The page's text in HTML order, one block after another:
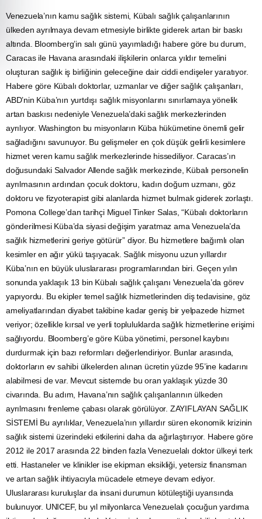
Venezuela’nın kamu sağlık sistemi, Kübalı sağlık çalışanlarının
ülkeden ayrılmaya devam etmesiyle birlikte giderek artan bir baskı
altında. Bloomberg’in salı günü yayımladığı habere göre bu durum,
Caracas ile Havana arasındaki ilişkilerin onlarca yıldır temelini
oluşturan sağlık iş birliğinin geleceğine dair ciddi endişeler yaratıyor.
Habere göre Kübalı doktorlar, uzmanlar ve diğer sağlık çalışanları,
ABD’nin Küba’nın yurtdışı sağlık misyonlarını sınırlamaya yönelik
artan baskısı nedeniyle Venezuela’daki sağlık merkezlerinden
ayrılıyor. Washington bu misyonların Küba hükümetine önemli gelir
sağladığını savunuyor. Bu gelişmeler en çok düşük gelirli kesimlere
hizmet veren kamu sağlık merkezlerinde hissediliyor. Caracas’ın
doğusundaki Salvador Allende sağlık merkezinde, Kübalı personelin
ayrılmasının ardından çocuk doktoru, kadın doğum uzmanı, göz
doktoru ve fizyoterapist gibi alanlarda hizmet bulmak giderek zorlaştı.
Pomona College’dan tarihçi Miguel Tinker Salas, “Kübalı doktorların
gönderilmesi Küba’da siyasi değişim yaratmaz ama Venezuela’da
sağlık hizmetlerini geriye götürür” diyor. Bu hizmetlere bağımlı olan
kesimler en ağır yükü taşıyacak. Sağlık misyonu uzun yıllardır
Küba’nın en büyük uluslararası programlarından biri. Geçen yılın
sonunda yaklaşık 13 bin Kübalı sağlık çalışanı Venezuela’da görev
yapıyordu. Bu ekipler temel sağlık hizmetlerinden diş tedavisine, göz
ameliyatlarından diyabet takibine kadar geniş bir yelpazede hizmet
veriyor; özellikle kırsal ve yerli topluluklarda sağlık hizmetlerine erişimi
sağlıyordu. Bloomberg’e göre Küba yönetimi, personel kaybını
durdurmak için bazı reformları değerlendiriyor. Bunlar arasında,
doktorların ev sahibi ülkelerden alınan ücretin yüzde 95’ine kadarını
alabilmesi de var. Mevcut sistemde bu oran yaklaşık yüzde 30
civarında. Bu adım, Havana’nın sağlık çalışanlarının ülkeden
ayrılmasını frenleme çabası olarak görülüyor. ZAYIFLAYAN SAĞLIK
SİSTEMİ Bu ayrılıklar, Venezuela’nın yıllardır süren ekonomik krizinin
sağlık sistemi üzerindeki etkilerini daha da ağırlaştırıyor. Habere göre
2012 ile 2017 arasında 22 binden fazla Venezuelalı doktor ülkeyi terk
etti. Hastaneler ve klinikler ise ekipman eksikliği, yetersiz finansman
ve artan sağlık ihtiyacıyla mücadele etmeye devam ediyor.
Uluslararası kuruluşlar da insani durumun kötüleştiği uyarısında
bulunuyor. UNICEF, bu yıl milyonlarca Venezuelalı çocuğun yardıma